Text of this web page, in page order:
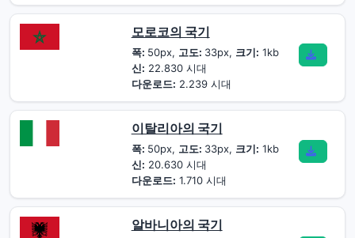
모로코의 국기
폭: 50px, 고도: 33px, 크기: 1kb
신: 22.830 시대
다운로드: 2.239 시대
이탈리아의 국기
폭: 50px, 고도: 33px, 크기: 1kb
신: 20.630 시대
다운로드: 1.710 시대
알바니아의 국기